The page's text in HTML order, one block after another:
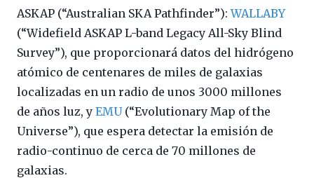
ASKAP (“Australian SKA Pathfinder”):WALLABY
(“Widefield ASKAP L-band Legacy All-Sky Blind
Survey”), que proporcionará datos del hidrógeno
atómico de centenares de miles de galaxias
localizadas en un radio de unos 3000 millones
de años luz, y EMU(“Evolutionary Map of the
Universe”), que espera detectar la emisión de
radio-continuo de cerca de 70 millones de
galaxias.